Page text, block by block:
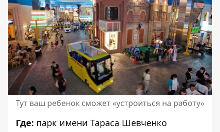
Тут ваш ребенок сможет «устроиться на работу»
Где: парк имени Тараса Шевченко